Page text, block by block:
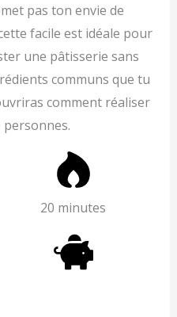
pas ton envie de
facile est idéale pour
une pâtisserie sans
communs que tu
comment réaliser
20 minutes